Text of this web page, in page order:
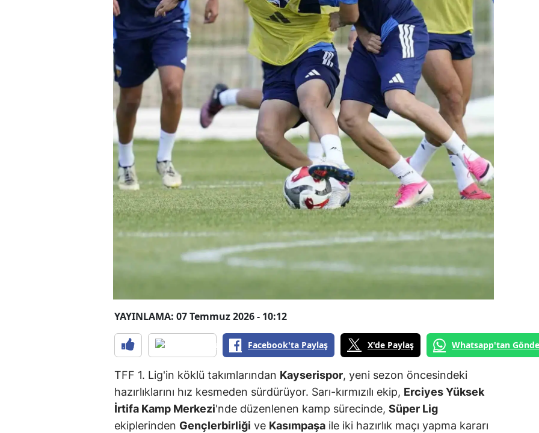
YAYINLAMA: 07 Temmuz 2026 - 10:12
Facebook'ta Paylaş X'de Paylaş Whatsapp'tan
TFF 1. Lig'in köklü takımlarından Kayserispor, yeni sezon öncesindeki
hazırlıklarını hız kesmeden sürdürüyor. Sarı-kırmızılı ekip, Erciyes Yüksek
İrtifa Kamp Merkezi'nde düzenlenen kamp sürecinde, Süper Lig
ekiplerinden Gençlerbirliği ve Kasımpaşa ile iki hazırlık maçı yapma kararı